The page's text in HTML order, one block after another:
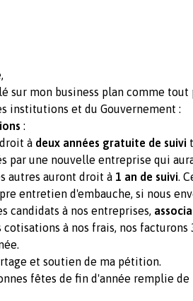
sur mon business plan comme
institutions et du Gouvernement :
:
à deux années gratuite de suivi
par une nouvelle entreprise qui
autres auront droit à 1 an de suivi.
entretien d'embauche, si nous
candidats à nos entreprises,
à nos frais, nos facturons
et soutien de ma pétition.
fêtes de fin d'année remplie